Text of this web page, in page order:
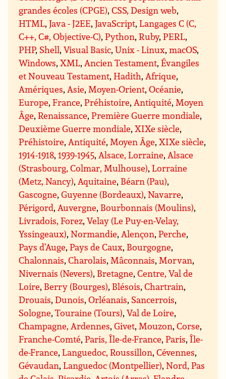
grandes écoles (CPGE),CSS, Design web,
HTML,Java - J2EE,JavaScript,Langages C (C,
C++, C#, Objective-C),Python,Ruby,PERL,
PHP, Shell,Visual Basic,Unix - Linux,macOS,
Windows,XML, Ancien Testament,Évangiles
et Nouveau Testament,Hadith, Afrique,
Amériques, Asie, Moyen-Orient,Océanie,
Europe,France,Préhistoire, Antiquité, Moyen
Âge,Renaissance,Première Guerre mondiale,
Deuxième Guerre mondiale,XIXe siècle,
Préhistoire, Antiquité, Moyen Âge,XIXe siècle,
1914-1918,1939-1945, Alsace, Lorraine, Alsace
(Strasbourg, Colmar, Mulhouse),Lorraine
(Metz, Nancy), Aquitaine, Béarn (Pau),
Gascogne,Guyenne (Bordeaux),Navarre,
Périgord, Auvergne, Bourbonnais (Moulins),
Livradois, Forez,Velay (Le Puy-en-Velay,
Yssingeaux),Normandie, Alençon,Perche,
Pays d’Auge,Pays de Caux, Bourgogne,
Chalonnais,Charolais, Mâconnais, Morvan,
Nivernais (Nevers), Bretagne,Centre, Val de
Loire, Berry (Bourges), Blésois,Chartrain,
Drouais,Dunois,Orléanais, Sancerrois,
Sologne,Touraine (Tours),Val de Loire,
Champagne, Ardennes,Givet, Mouzon,Corse,
Franche-Comté,Paris, Île-de-France,Paris,Île-
de-France,Languedoc, Roussillon,Cévennes,
Gévaudan,Languedoc (Montpellier),Nord, Pas